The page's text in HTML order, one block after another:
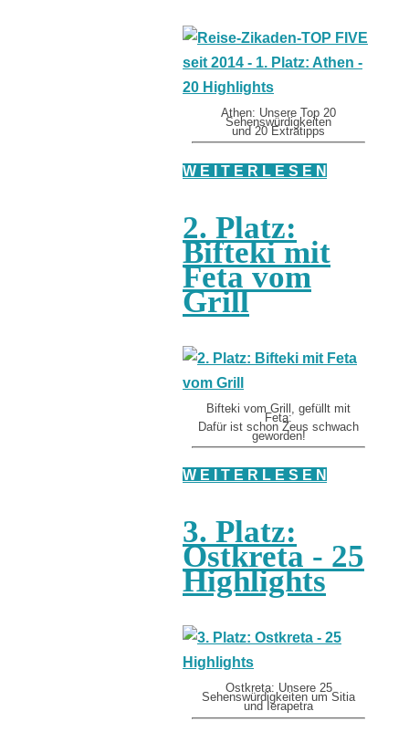
Athen: Unsere Top 20
Sehenswürdigkeiten
und 20 Extratipps
W E I T E R L E S E N
2. Platz:
Bifteki mit
Feta vom
Grill
Bifteki vom Grill, gefüllt mit
Feta:
Dafür ist schon Zeus schwach
geworden!
W E I T E R L E S E N
3. Platz:
Ostkreta - 25
Highlights
Ostkreta: Unsere 25
Sehenswürdigkeiten um Sitia
und Ierapetra